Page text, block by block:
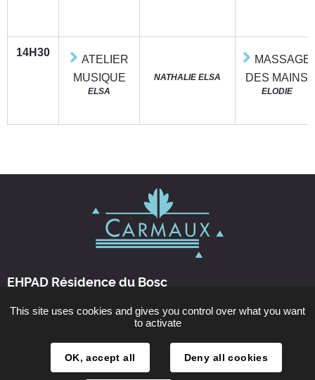
14H30
ATELIER
MUSIQUE
ELSA
NATHALIE ELSA
MASSAGE
DES MAINS
ELODIE
EHPAD Résidence du Bosc
81400 CARMAUX
Nous contacter
This site uses cookies and gives you control over what you want
to activate
OK, accept all Deny all cookies